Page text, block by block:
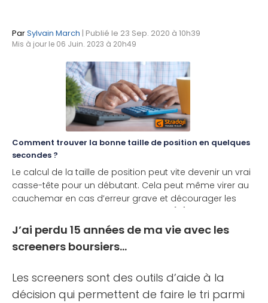
ParSylvain March | Publié le 23 Sep. 2020 à 10h39
Mis à jour le 06 Juin. 2023 à 20h49
Comment trouver la bonne taille de position en quelques
secondes ?
Le calcul de la taille de position peut vite devenir un vrai
casse-tête pour un débutant. Cela peut même virer au
cauchemar en cas d’erreur grave et décourager les
J’ai perdu 15 années de ma vie avec les
screeners boursiers…
Les screeners sont des outils d’aide à la
décision qui permettent de faire le tri parmi